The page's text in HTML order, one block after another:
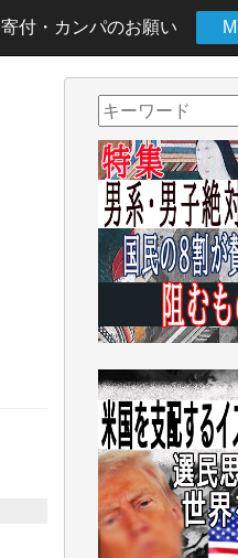
寄付・カンパのお願い